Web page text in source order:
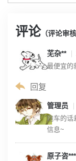
评论 （评论审
芜杂**
最便宜的
回复
管理员
跑车的话
信息~
原子咨***